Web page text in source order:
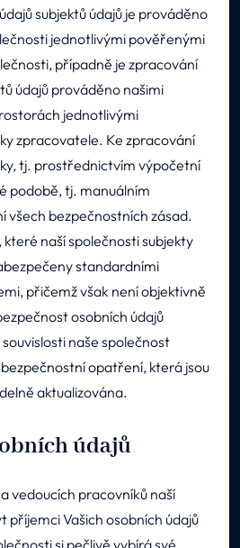
subjektů údajů je prováděno
jednotlivými pověřenými
případně je zpracování
údajů prováděno našimi
jednotlivými
zpracovatele. Ke zpracování
tj. prostřednictvím výpočetní
podobě, tj. manuálním
všech bezpečnostních zásad.
které naší společnosti subjekty
standardními
přičemž však není objektivně
osobních údajů
naše společnost
opatření, která jsou
aktualizována.
údajů
vedoucích pracovníků naší
příjemci Vašich osobních údajů
si pečlivě vybírá své